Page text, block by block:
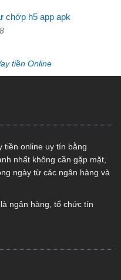
chớp h5 app apk
tiền Online
tiền online uy tín bằng
nhất không cần gặp mặt,
ngày từ các ngân hàng và
ngân hàng, tổ chức tín